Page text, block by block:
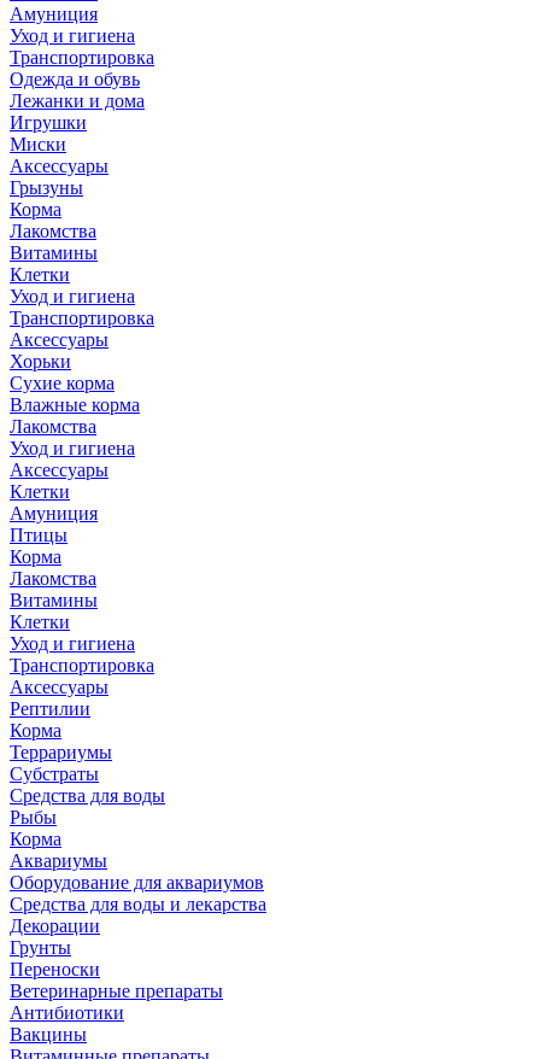
Амуниция
Уход и гигиена
Транспортировка
Одежда и обувь
Лежанки и дома
Игрушки
Миски
Аксессуары
Грызуны
Корма
Лакомства
Витамины
Клетки
Уход и гигиена
Транспортировка
Аксессуары
Хорьки
Сухие корма
Влажные корма
Лакомства
Уход и гигиена
Аксессуары
Клетки
Амуниция
Птицы
Корма
Лакомства
Витамины
Клетки
Уход и гигиена
Транспортировка
Аксессуары
Рептилии
Корма
Террариумы
Субстраты
Средства для воды
Рыбы
Корма
Аквариумы
Оборудование для аквариумов
Средства для воды и лекарства
Декорации
Грунты
Переноски
Ветеринарные препараты
Антибиотики
Вакцины